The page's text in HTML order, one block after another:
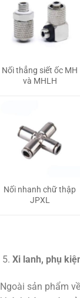
Nối thẳng siết ốc MH
và MHLH
Nối nhanh chữ thập
JPXL
Xi lanh, phụ
Ngoài sản phẩm